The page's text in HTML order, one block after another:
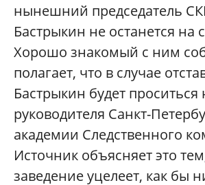
нынешний председатель
Бастрыкин не останется на
Хорошо знакомый с ним
полагает, что в случае
Бастрыкин будет проситься
руководителя Санкт-
академии Следственного
Источник объясняет это
заведение уцелеет, как бы